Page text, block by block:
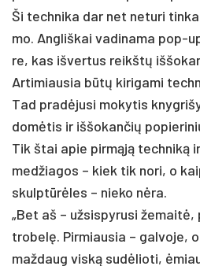
Ši tech­ni­ka dar net ne­tu­ri
mo. Ang­liš­kai va­di­na­ma pop-
re, kas iš­ver­tus reikštų
Ar­ti­miau­sia būtų ki­ri­ga­mi
Tad pra­dėju­si mo­ky­tis
domė­tis ir iš­šo­kan­čių
Tik štai apie pirmąją tech­niką
med­žia­gos – kiek tik no­ri, o
skulptūrė­les – nie­ko nėra.
„Bet aš – už­sis­py­ru­si
tro­belę. Pir­miau­sia – gal­vo­je,
maž­daug viską su­dėlio­ti,